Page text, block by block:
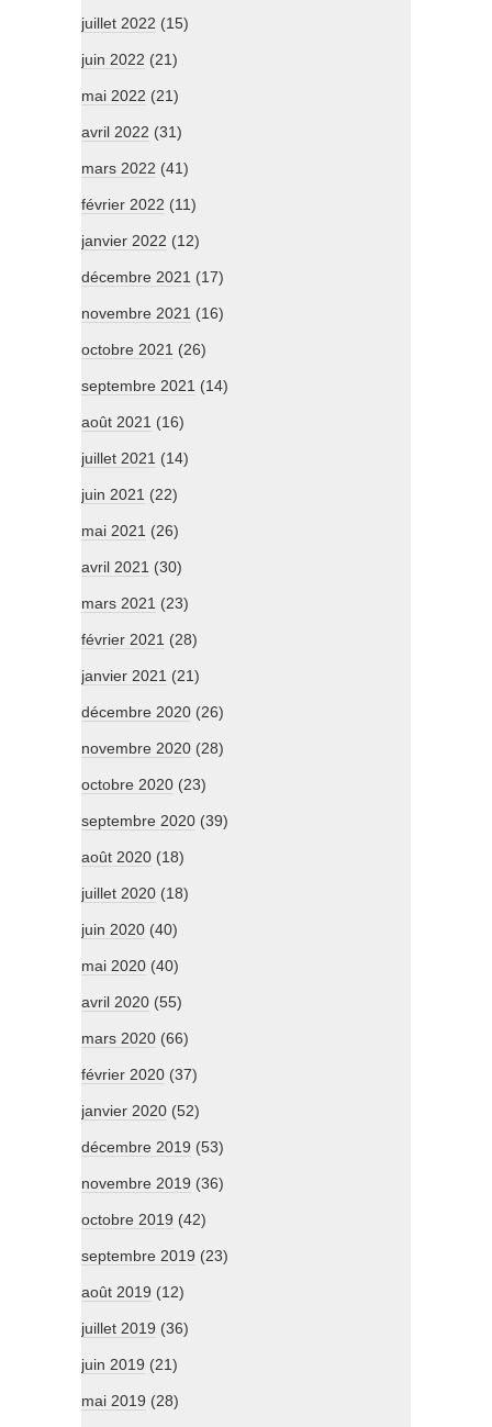
juillet 2022 (15)
juin 2022 (21)
mai 2022 (21)
avril 2022 (31)
mars 2022 (41)
février 2022 (11)
janvier 2022 (12)
décembre 2021 (17)
novembre 2021 (16)
octobre 2021 (26)
septembre 2021 (14)
août 2021 (16)
juillet 2021 (14)
juin 2021 (22)
mai 2021 (26)
avril 2021 (30)
mars 2021 (23)
février 2021 (28)
janvier 2021 (21)
décembre 2020 (26)
novembre 2020 (28)
octobre 2020 (23)
septembre 2020 (39)
août 2020 (18)
juillet 2020 (18)
juin 2020 (40)
mai 2020 (40)
avril 2020 (55)
mars 2020 (66)
février 2020 (37)
janvier 2020 (52)
décembre 2019 (53)
novembre 2019 (36)
octobre 2019 (42)
septembre 2019 (23)
août 2019 (12)
juillet 2019 (36)
juin 2019 (21)
mai 2019 (28)